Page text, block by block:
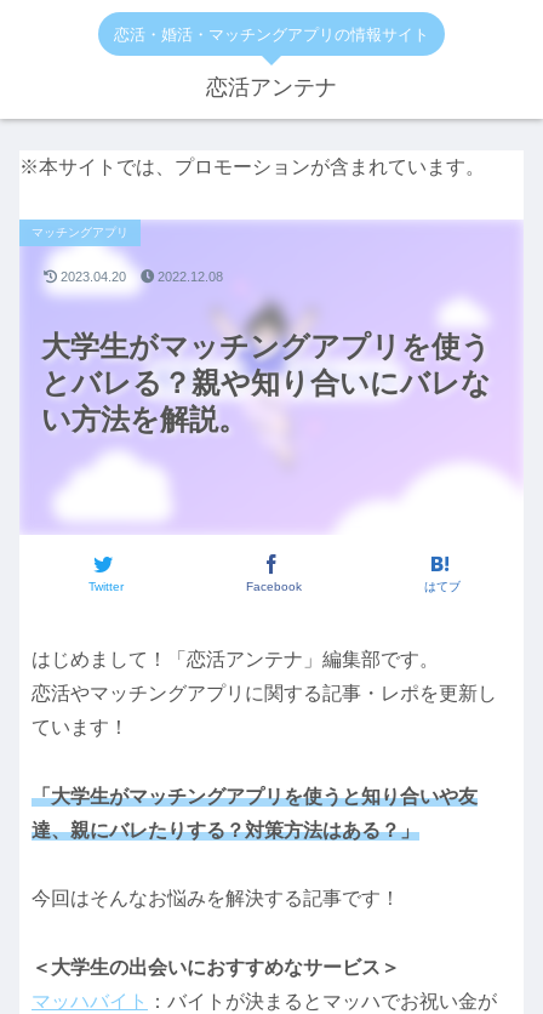
恋活・婚活・マッチングアプリの情報サイト
恋活アンテナ
※本サイトでは、プロモーションが含まれています。
大学生がマッチングアプリを使う
とバレる？親や知り合いにバレな
い方法を解説。
マッチングアプリ
Twitter Facebook はてブ
2023.04.20 2022.12.08
はじめまして！「恋活アンテナ」編集部です。
恋活やマッチングアプリに関する記事・レポを更新し
ています！
「大学生がマッチングアプリを使うと知り合いや友
達、親にバレたりする？対策方法はある？」
今回はそんなお悩みを解決する記事です！
＜大学生の出会いにおすすめなサービス＞
マッハバイト
：バイトが決まるとマッハでお祝い金が